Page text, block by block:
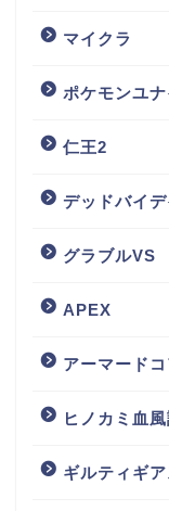
マイクラ
ポケモンユナ
仁王2
デッドバイデ
グラブルVS
APEX
アーマード
ヒノカミ血
ギルティギ